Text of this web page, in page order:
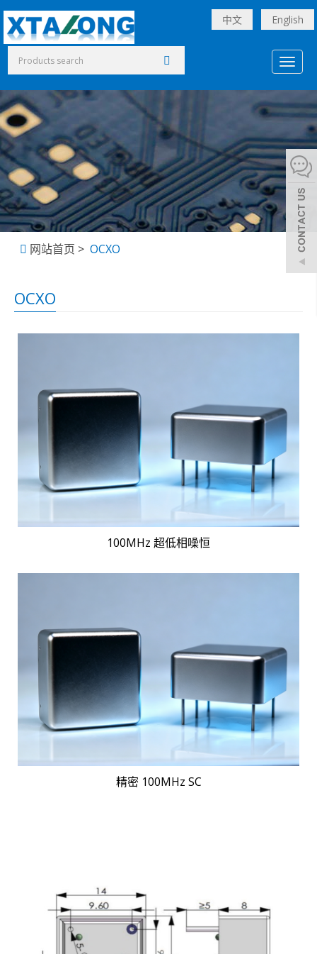
中文 English
网站首页 > OCXO
OCXO
100MHz 超低相噪恒
精密 100MHz SC